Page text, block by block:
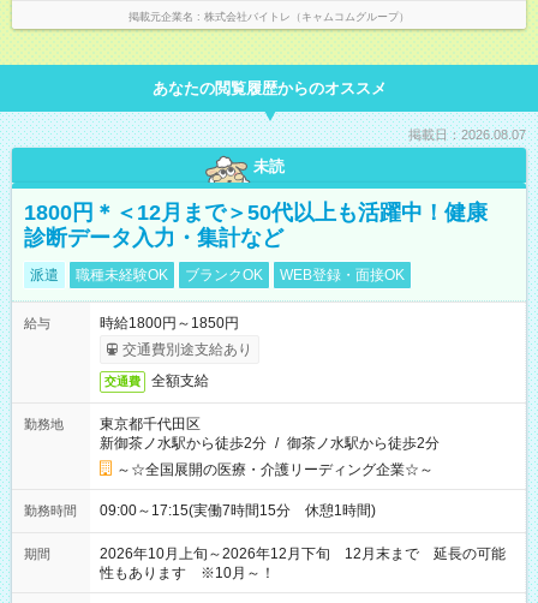
掲載元企業名 株式会社バイトレ（キャムコムグループ）
あなたの閲覧履歴からのオススメ
掲載日：2026.08.07
未読
1800円＊＜12月まで＞50代以上も活躍中！健康
診断データ入力・集計など
派遣 職種未経験OK ブランクOK WEB登録・面接OK
給与
時給1800円～1850円
交通費別途支給あり
交通費 全額支給
勤務地
東京都千代田区
新御茶ノ水駅から徒歩2分 / 御茶ノ水駅から徒歩2分
～☆全国展開の医療・介護リーディング企業☆～
勤務時間 09:00～17:15(実働7時間15分 休憩1時間)
期間
2026年10月上旬～2026年12月下旬 12月末まで 延長の可能
性もあります ※10月～！